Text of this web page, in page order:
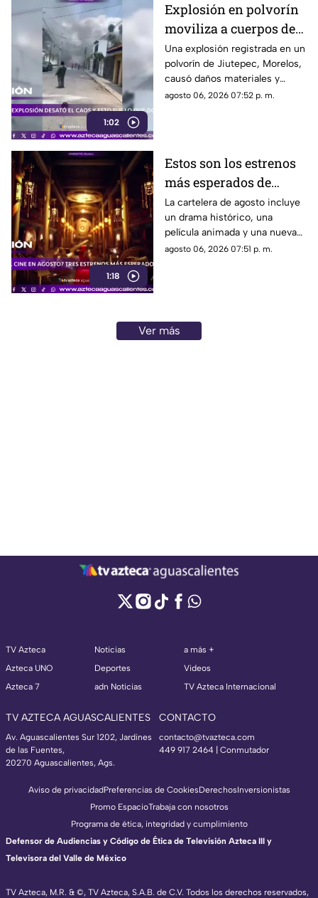
1:02
Explosión en polvorín
moviliza a cuerpos de
emergencia
Una explosión registrada en un
polvorín de Jiutepec, Morelos,
causó daños materiales y
generó un operativo de
agosto 06, 2026 07:52 p. m.
1:18
Estos son los estrenos
más esperados de
agosto
La cartelera de agosto incluye
un drama histórico, una
película animada y una nueva
entrega de terror para distintos
agosto 06, 2026 07:51 p. m.
Ver más
TV Azteca
Azteca UNO
Azteca 7
Noticias
Deportes
adn Noticias
a más +
Videos
TV Azteca Internacional
TV AZTECA AGUASCALIENTES
Av. Aguascalientes Sur 1202, Jardines
de las Fuentes,
20270 Aguascalientes, Ags.
CONTACTO
contacto@tvazteca.com
449 917 2464 | Conmutador
TV Azteca, M.R. & ©, TV Azteca, S.A.B. de C.V. Todos los derechos reservados,
Aviso de privacidadPreferencias de CookiesDerechosInversionistas
Promo EspacioTrabaja con nosotros
Programa de ética, integridad y cumplimiento
Defensor de Audiencias y Código de Ética de Televisión Azteca III y
Televisora del Valle de México